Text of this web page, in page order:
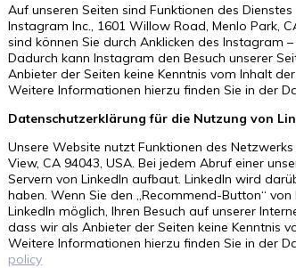
Auf unseren Seiten sind Funktionen des
Instagram Inc., 1601 Willow Road, Menlo Park,
sind können Sie durch Anklicken des Instagram
Dadurch kann Instagram den Besuch unserer
Anbieter der Seiten keine Kenntnis vom Inhalt
Weitere Informationen hierzu finden Sie in der
Datenschutzerklärung für die Nutzung von
Unsere Website nutzt Funktionen des
View, CA 94043, USA. Bei jedem Abruf einer
Servern von LinkedIn aufbaut. LinkedIn wird
haben. Wenn Sie den „Recommend-Button“
LinkedIn möglich, Ihren Besuch auf unserer
dass wir als Anbieter der Seiten keine Kenntnis
Weitere Informationen hierzu finden Sie in der
policy